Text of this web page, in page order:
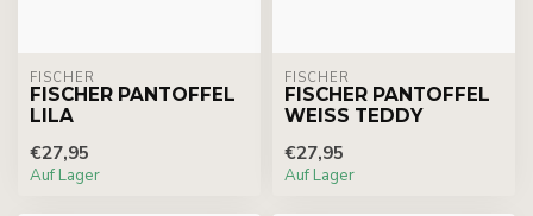
FISCHER
FISCHER PANTOFFEL
LILA
€27,95
Auf Lager
FISCHER
FISCHER PANTOFFEL
WEISS TEDDY
€27,95
Auf Lager